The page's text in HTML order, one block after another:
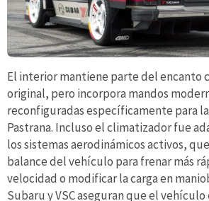
El interior mantiene parte del encanto
original, pero incorpora mandos
reconfiguradas específicamente para
Pastrana. Incluso el climatizador fue
los sistemas aerodinámicos activos,
balance del vehículo para frenar más
velocidad o modificar la carga en
Subaru y VSC aseguran que el